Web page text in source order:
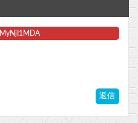
【悲報画像】よゐこの二人、新しいゲームチャンネルを立ち上げるwwww
【ラブライブ！】【画像】ちょっと泉? あれ泉じゃない…誰？【いきづらい部！】他
返信